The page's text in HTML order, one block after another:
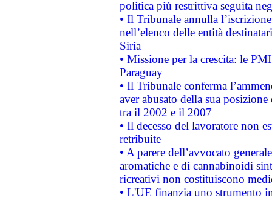
politica più restrittiva seguita
• Il Tribunale annulla
nell’elenco delle entità
Siria
• Missione per la crescita: le
Paraguay
• Il Tribunale conferma
aver abusato della sua
tra il 2002 e il 2007
• Il decesso del lavoratore non
retribuite
• A parere dell’avvocato
aromatiche e di cannabinoidi
ricreativi non costituiscono
• L'UE finanzia uno strumento